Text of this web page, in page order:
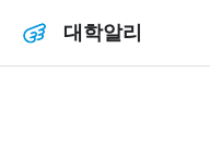
대학알리